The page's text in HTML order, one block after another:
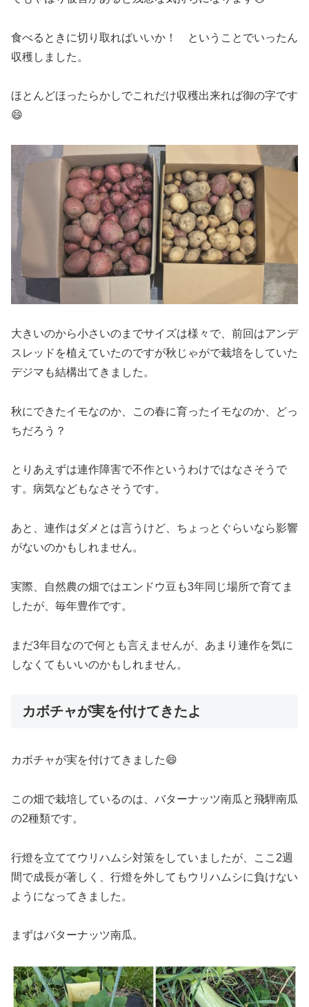
食べるときに切り取ればいいか！ ということでいったん
収穫しました。
ほとんどほったらかしでこれだけ収穫出来れば御の字です
😄
大きいのから小さいのまでサイズは様々で、前回はアンデ
スレッドを植えていたのですが秋じゃがで栽培をしていた
デジマも結構出てきました。
秋にできたイモなのか、この春に育ったイモなのか、どっ
ちだろう？
とりあえずは連作障害で不作というわけではなさそうで
す。病気などもなさそうです。
あと、連作はダメとは言うけど、ちょっとぐらいなら影響
がないのかもしれません。
実際、自然農の畑ではエンドウ豆も3年同じ場所で育てま
したが、毎年豊作です。
まだ3年目なので何とも言えませんが、あまり連作を気に
しなくてもいいのかもしれません。
カボチャが実を付けてきたよ
カボチャが実を付けてきました😄
この畑で栽培しているのは、バターナッツ南瓜と飛騨南瓜
の2種類です。
行燈を立ててウリハムシ対策をしていましたが、ここ2週
間で成長が著しく、行燈を外してもウリハムシに負けない
ようになってきました。
まずはバターナッツ南瓜。